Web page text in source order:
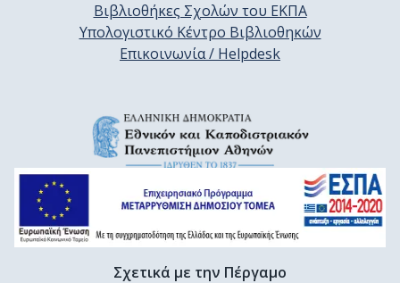
Βιβλιοθήκες Σχολών του ΕΚΠΑ
Υπολογιστικό Κέντρο Βιβλιοθηκών
Επικοινωνία / Helpdesk
Σχετικά με την Πέργαμο